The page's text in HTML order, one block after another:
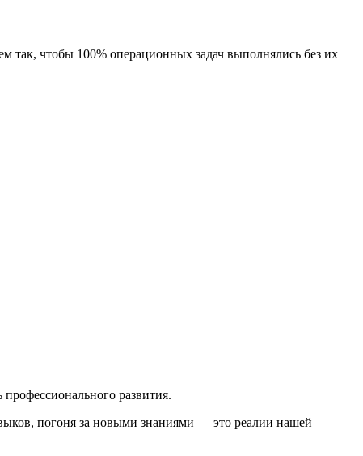
так, чтобы 100% операционных задач выполнялись без их
развития.
погоня за новыми знаниями — это реалии нашей